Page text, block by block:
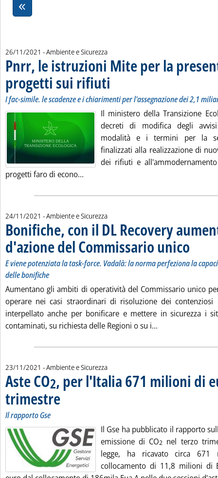
26/11/2021 - Ambiente e Sicurezza
Pnrr, le istruzioni Mite per la
progetti sui rifiuti . Sottotitolo: I fac-simile. le scadenze e i
. Pubblicata venerdì 26 novembre 2021 alle
I fac-simile. le scadenze e i chiarimenti per l'assegnazione dei 2,1
Il ministero della Transizione
decreti di modifica degli
modalità e i termini per la
finalizzati alla realizzazione di
dei rifiuti e
progetti faro di econo...
24/11/2021 - Ambiente e Sicurezza
Bonifiche, con il DL Recovery
d'azione del Commissario unico
E viene potenziata la task-force. Vadalà: la norma perfeziona la
delle bonifiche
Aumentano gli ambiti di operatività del Commissario unico
operare nei casi straordinari di risoluzione dei contenziosi
interpellato anche per bonificare e mettere in sicurezza i
contaminati, su richiesta delle Regioni o su i...
23/11/2021 - Ambiente e Sicurezza
Aste CO2, per l'Italia 671 milioni di
trimestre . Sottotitolo: Il rapporto Gse
. Pubblicata martedì 23 novembre 2021 alle 11.45.
Il rapporto Gse
Il Gse ha pubblicato il rapporto
emissione di CO2 nel terzo
legge, ha ricavato circa
collocamento di 11,8 milioni di